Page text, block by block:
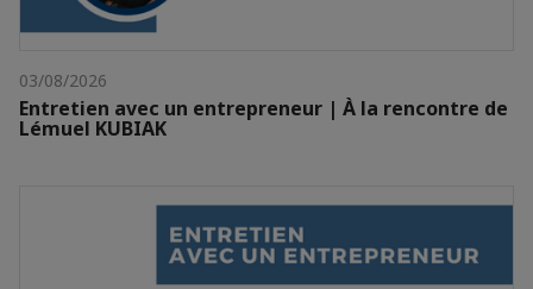
03/08/2026
Entretien avec un entrepreneur | À la rencontre de
Lémuel KUBIAK